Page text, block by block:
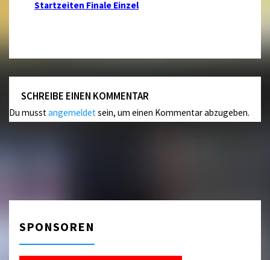
Startzeiten Finale Einzel
SCHREIBE EINEN KOMMENTAR
Du musstangemeldetsein, um einen Kommentar abzugeben.
SPONSOREN